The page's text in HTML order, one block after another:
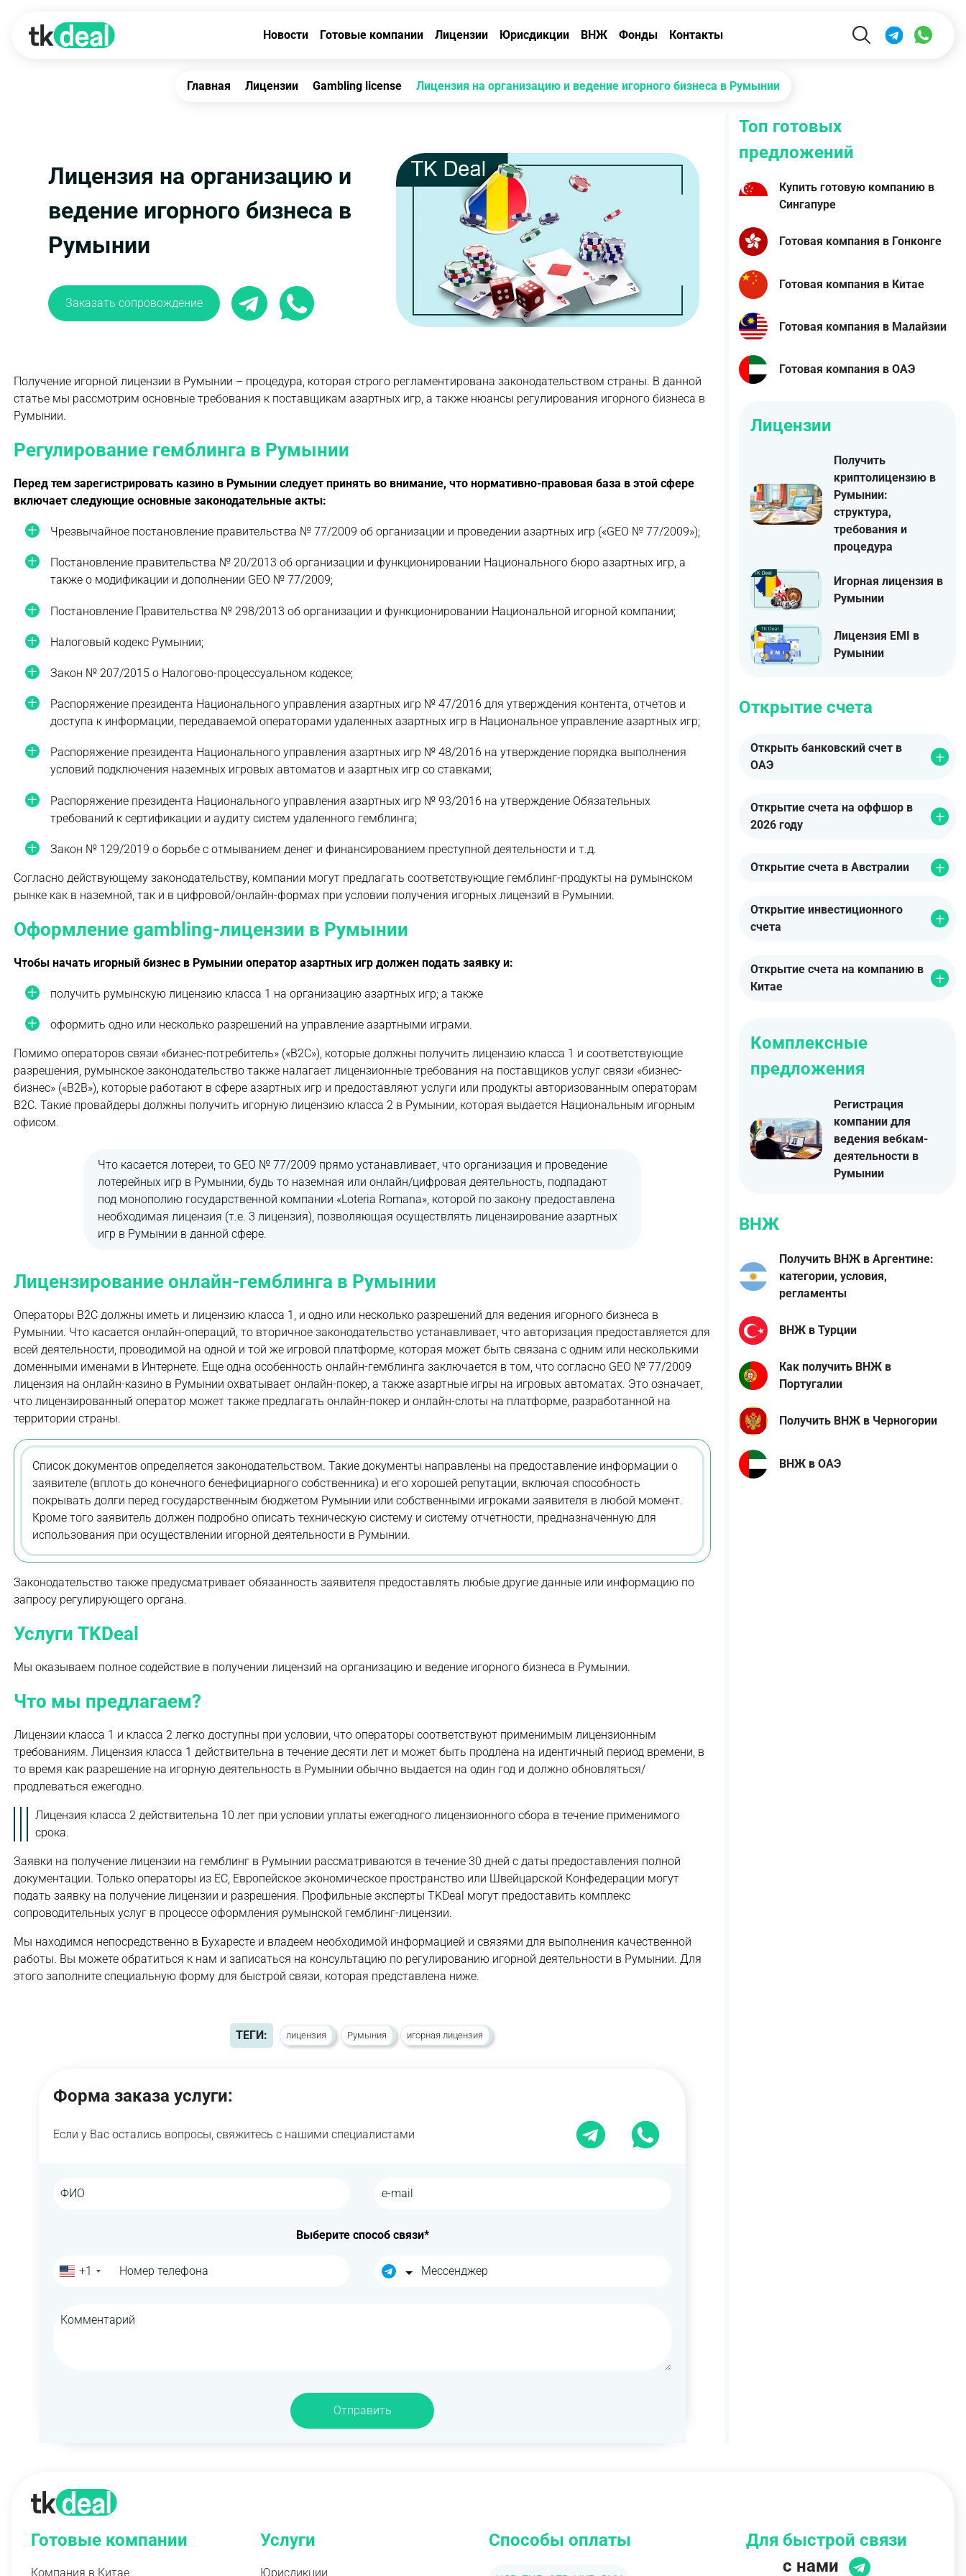
Новости Готовые компании Лицензии Юрисдикции ВНЖ Фонды Контакты
Главная Лицензии Gambling license Лицензия на организацию и ведение игорного бизнеса в Румынии
Лицензия на организацию и
ведение игорного бизнеса в
Румынии
Заказать сопровождение
Получение игорной лицензии в Румынии – процедура, которая строго регламентирована законодательством страны. В данной
статье мы рассмотрим основные требования к поставщикам азартных игр, а также нюансы регулирования игорного бизнеса в
Румынии.
Регулирование гемблинга в Румынии
Перед тем зарегистрировать казино в Румынии следует принять во внимание, что нормативно-правовая база в этой сфере
включает следующие основные законодательные акты:
Чрезвычайное постановление правительства № 77/2009 об организации и проведении азартных игр («GEO № 77/2009»);
Постановление правительства № 20/2013 об организации и функционировании Национального бюро азартных игр, а
также о модификации и дополнении GEO № 77/2009;
Постановление Правительства № 298/2013 об организации и функционировании Национальной игорной компании;
Налоговый кодекс Румынии;
Закон № 207/2015 о Налогово-процессуальном кодексе;
Распоряжение президента Национального управления азартных игр № 47/2016 для утверждения контента, отчетов и
доступа к информации, передаваемой операторами удаленных азартных игр в Национальное управление азартных игр;
Распоряжение президента Национального управления азартных игр № 48/2016 на утверждение порядка выполнения
условий подключения наземных игровых автоматов и азартных игр со ставками;
Распоряжение президента Национального управления азартных игр № 93/2016 на утверждение Обязательных
требований к сертификации и аудиту систем удаленного гемблинга;
Закон № 129/2019 о борьбе с отмыванием денег и финансированием преступной деятельности и т.д.
Согласно действующему законодательству, компании могут предлагать соответствующие гемблинг-продукты на румынском
рынке как в наземной, так и в цифровой/онлайн-формах при условии получения игорных лицензий в Румынии.
Оформление gambling-лицензии в Румынии
Чтобы начать игорный бизнес в Румынии оператор азартных игр должен подать заявку и:
получить румынскую лицензию класса 1 на организацию азартных игр; а также
оформить одно или несколько разрешений на управление азартными играми.
Помимо операторов связи «бизнес-потребитель» («B2C»), которые должны получить лицензию класса 1 и соответствующие
разрешения, румынское законодательство также налагает лицензионные требования на поставщиков услуг связи «бизнес-
бизнес» («B2B»), которые работают в сфере азартных игр и предоставляют услуги или продукты авторизованным операторам
B2C. Такие провайдеры должны получить игорную лицензию класса 2 в Румынии, которая выдается Национальным игорным
офисом.
Что касается лотереи, то GEO № 77/2009 прямо устанавливает, что организация и проведение
лотерейных игр в Румынии, будь то наземная или онлайн/цифровая деятельность, подпадают
под монополию государственной компании «Loteria Romana», которой по закону предоставлена ​​
необходимая лицензия (т.е. 3 лицензия), позволяющая осуществлять лицензирование азартных
игр в Румынии в данной сфере.
Лицензирование онлайн-гемблинга в Румынии
Операторы B2C должны иметь и лицензию класса 1, и одно или несколько разрешений для ведения игорного бизнеса в
Румынии. Что касается онлайн-операций, то вторичное законодательство устанавливает, что авторизация предоставляется для
всей деятельности, проводимой на одной и той же игровой платформе, которая может быть связана с одним или несколькими
доменными именами в Интернете. Еще одна особенность онлайн-гемблинга заключается в том, что согласно GEO № 77/2009
лицензия на онлайн-казино в Румынии охватывает онлайн-покер, а также азартные игры на игровых автоматах. Это означает,
что лицензированный оператор может также предлагать онлайн-покер и онлайн-слоты на платформе, разработанной на
территории страны.
Список документов определяется законодательством. Такие документы направлены на предоставление информации о
заявителе (вплоть до конечного бенефициарного собственника) и его хорошей репутации, включая способность
покрывать долги перед государственным бюджетом Румынии или собственными игроками заявителя в любой момент.
Кроме того заявитель должен подробно описать техническую систему и систему отчетности, предназначенную для
использования при осуществлении игорной деятельности в Румынии.
Законодательство также предусматривает обязанность заявителя предоставлять любые другие данные или информацию по
запросу регулирующего органа.
Услуги TKDeal
Мы оказываем полное содействие в получении лицензий на организацию и ведение игорного бизнеса в Румынии.
Что мы предлагаем?
Лицензии класса 1 и класса 2 легко доступны при условии, что операторы соответствуют применимым лицензионным
требованиям. Лицензия класса 1 действительна в течение десяти лет и может быть продлена на идентичный период времени, в
то время как разрешение на игорную деятельность в Румынии обычно выдается на один год и должно обновляться/
продлеваться ежегодно.
Лицензия класса 2 действительна 10 лет при условии уплаты ежегодного лицензионного сбора в течение применимого
срока.
Заявки на получение лицензии на гемблинг в Румынии рассматриваются в течение 30 дней с даты предоставления полной
документации. Только операторы из ЕС, Европейское экономическое пространство или Швейцарской Конфедерации могут
подать заявку на получение лицензии и разрешения. Профильные эксперты TKDeal могут предоставить комплекс
сопроводительных услуг в процессе оформления румынской гемблинг-лицензии.
Мы находимся непосредственно в Бухаресте и владеем необходимой информацией и связями для выполнения качественной
работы. Вы можете обратиться к нам и записаться на консультацию по регулированию игорной деятельности в Румынии. Для
этого заполните специальную форму для быстрой связи, которая представлена ниже.
ТЕГИ: лицензия Румыния игорная лицензия
Форма заказа услуги:
Если у Вас остались вопросы, свяжитесь с нашими специалистами
Выберите способ связи*
+1
Отправить
Топ готовых
предложений
Купить готовую компанию в
Сингапуре
Готовая компания в Гонконге
Готовая компания в Китае
Готовая компания в Малайзии
Готовая компания в ОАЭ
Лицензии
Получить
криптолицензию в
Румынии:
структура,
требования и
процедура
Игорная лицензия в
Румынии
Лицензия EMI в
Румынии
Открытие счета
Открыть банковский счет в
ОАЭ
Открытие счета на оффшор в
2026 году
Открытие счета в Австралии
Открытие инвестиционного
счета
Открытие счета на компанию в
Китае
Комплексные
предложения
Регистрация
компании для
ведения вебкам-
деятельности в
Румынии
ВНЖ
Получить ВНЖ в Аргентине:
категории, условия,
регламенты
ВНЖ в Турции
Как получить ВНЖ в
Португалии
Получить ВНЖ в Черногории
ВНЖ в ОАЭ
Готовые компании
Компания в Китае
Услуги
Юрисдикции
Способы оплаты
Для быстрой связи
с нами